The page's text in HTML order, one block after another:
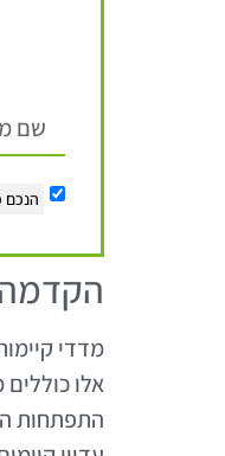
הקדמה
מדדי
אלו
התפתחות